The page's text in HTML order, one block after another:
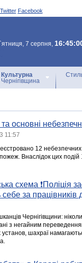
Twitter Facebook
7 серпня,
Культурна
Чернігівщина
основні
11:57
12
Внаслідок цих
схема ❗️Поліція
за працівників
Чернігівщини:
з негайним
установ, шахраї